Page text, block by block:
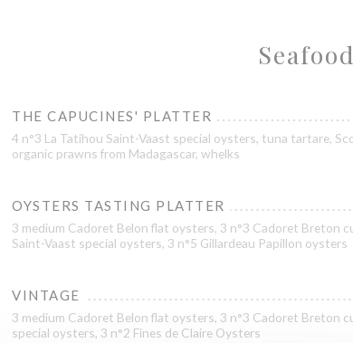
THE CAPUCINES' PLATTER
4 n°3 La Tatihou Saint-Vaast special oysters, tuna tartare,
organic prawns from Madagascar, whelks
OYSTERS TASTING PLATTER
3 medium Cadoret Belon flat oysters, 3 n°3 Cadoret Breton
Saint-Vaast special oysters, 3 n°5 Gillardeau Papillon oysters
VINTAGE
3 medium Cadoret Belon flat oysters, 3 n°3 Cadoret Breton
special oysters, 3 n°2 Fines de Claire Oysters